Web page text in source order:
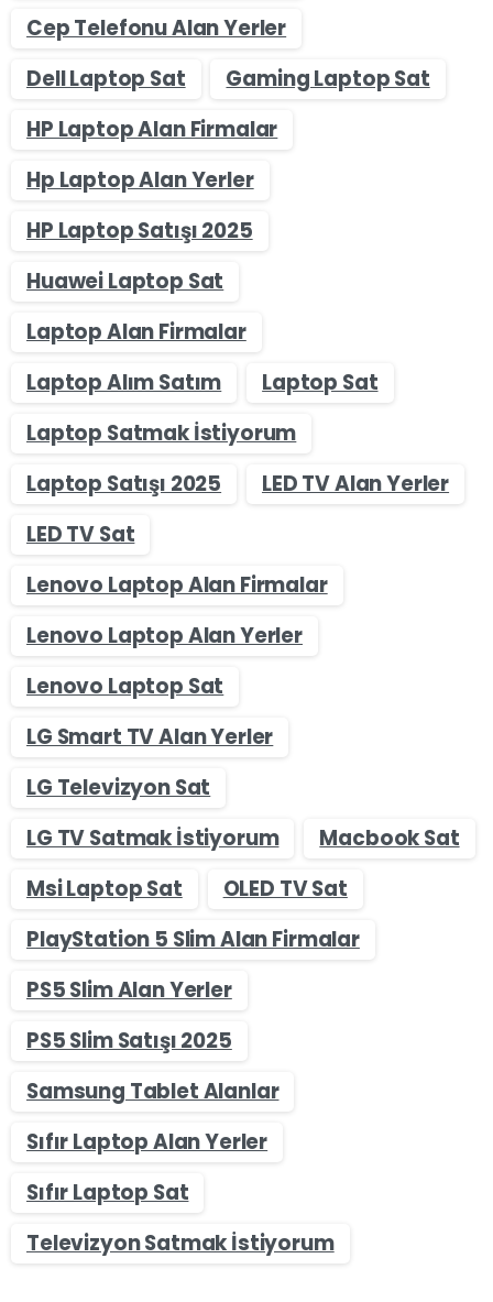
Cep Telefonu Alan Yerler
Dell Laptop Sat
Gaming Laptop Sat
HP Laptop Alan Firmalar
Hp Laptop Alan Yerler
HP Laptop Satışı 2025
Huawei Laptop Sat
Laptop Alan Firmalar
Laptop Alım Satım
Laptop Sat
Laptop Satmak İstiyorum
Laptop Satışı 2025
LED TV Alan Yerler
LED TV Sat
Lenovo Laptop Alan Firmalar
Lenovo Laptop Alan Yerler
Lenovo Laptop Sat
LG Smart TV Alan Yerler
LG Televizyon Sat
LG TV Satmak İstiyorum
Macbook Sat
Msi Laptop Sat
OLED TV Sat
PlayStation 5 Slim Alan Firmalar
PS5 Slim Alan Yerler
PS5 Slim Satışı 2025
Samsung Tablet Alanlar
Sıfır Laptop Alan Yerler
Sıfır Laptop Sat
Televizyon Satmak İstiyorum